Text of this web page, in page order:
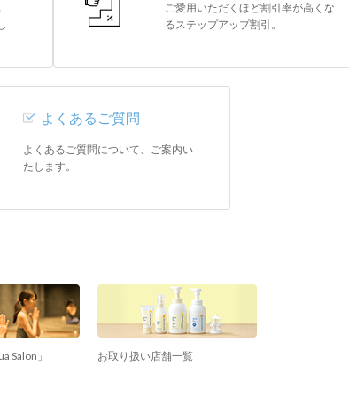
ご愛用いただくほど割引率が高くな
るステップアップ割引。
よくあるご質問
よくあるご質問について、ご案内い
たします。
Salon」 お取り扱い店舗一覧